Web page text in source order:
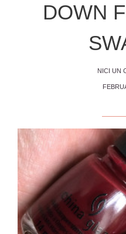
DOWN
NICI UN